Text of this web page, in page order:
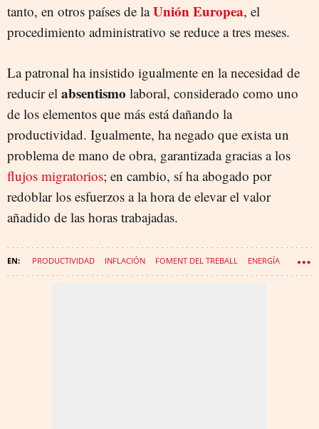
tanto, en otros países de laUnión Europea, el
procedimiento administrativo se reduce a tres meses.
La patronal ha insistido igualmente en la necesidad de
reducir el absentismo laboral, considerado como uno
de los elementos que más está dañando la
productividad. Igualmente, ha negado que exista un
problema de mano de obra, garantizada gracias a los
flujos migratorios; en cambio, sí ha abogado por
redoblar los esfuerzos a la hora de elevar el valor
añadido de las horas trabajadas.
PRODUCTIVIDAD INFLACIÓN FOMENT DEL TREBALL ENERGÍA